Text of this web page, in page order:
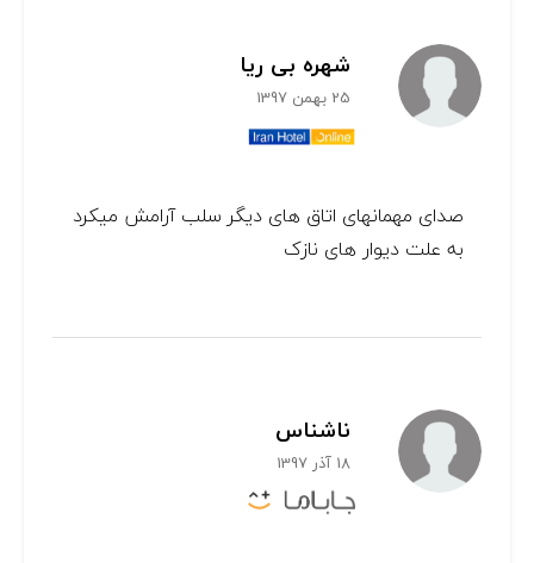
شهره بی ریا
25 بهمن 1397
صدای مهمانهای اتاق های دیگر سلب آرامش میکرد
به علت دیوار های نازک
ناشناس
18 آذر 1397